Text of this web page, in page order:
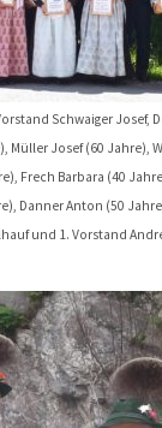
Schwaiger Josef,
Müller Josef (60 Jahre),
Frech Barbara (40
Danner Anton (50
und 1. Vorstand